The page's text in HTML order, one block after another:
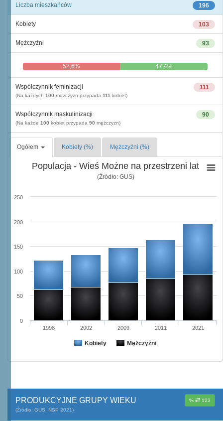
196
Liczba mieszkańców
103
Kobiety
93
Mężczyźni
52,6% 47,4%
111
Współczynnik feminizacji
(Na każdych 100 mężczyzn przypada 111 kobiet)
90
Współczynnik maskulinizacji
(Na każde 100 kobiet przypada 90 mężczyzn)
Ogółem Kobiety (%) Mężczyźni (%)
Populacja - Wieś Możne na przestrzeni lat
(Źródło: GUS)
Kobiety Mężczyźni
1998 2002 2009 2011 2021
0
50
100
150
200
250
% 123
PRODUKCYJNE GRUPY WIEKU
(Źródło: GUS, NSP 2021)